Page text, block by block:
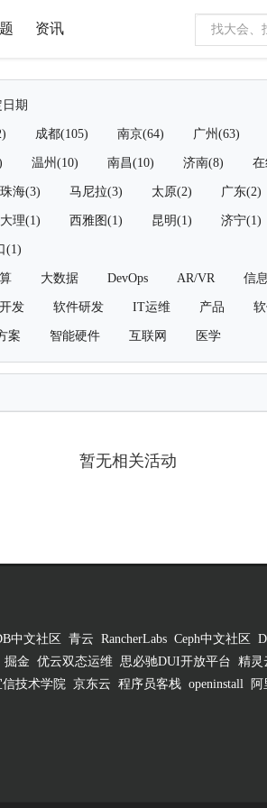
资讯
期
成都(105) 南京(64) 广州(63)
温州(10) 南昌(10) 济南(8) 在
珠海(3) 马尼拉(3) 太原(2) 广东(2)
大理(1) 西雅图(1) 昆明(1) 济宁(1)
(1)
大数据 DevOps AR/VR 信
发 软件研发 IT运维 产品
案 智能硬件 互联网 医学
暂无相关活动
中文社区 青云 RancherLabs Ceph中文社区
掘金 优云双态运维 思必驰DUI开放平台 精灵
信技术学院 京东云 程序员客栈 openinstall 阿